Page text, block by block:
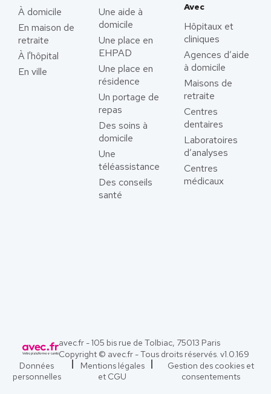
À domicile
En maison de
retraite
À l'hôpital
En ville
Une aide à
domicile
Une place en
EHPAD
Une place en
résidence
Un portage de
repas
Des soins à
domicile
Une
téléassistance
Des conseils
santé
Avec
Hôpitaux et
cliniques
Agences d’aide
à domicile
Maisons de
retraite
Centres
dentaires
Laboratoires
d’analyses
Centres
médicaux
avec.fr - 105 bis rue de Tolbiac, 75013 Paris
Copyright © avec.fr - Tous droits réservés. v1.0.169
Données
personnelles
Mentions légales
et CGU
Gestion des cookies et
consentements